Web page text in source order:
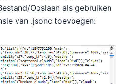
Opslaan als gebruiken
van .jsonc toevoegen: